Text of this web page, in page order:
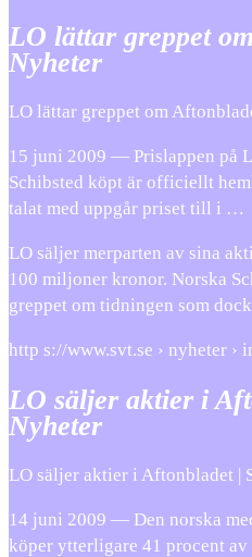
LO lättar greppet
Nyheter
LO lättar greppet om
15 juni 2009 — Prislappen på
Schibsted köpt är officiellt
talat med uppgår priset till i …
LO säljer merparten av sina
100 miljoner kronor. Norska
greppet om tidningen som
http s://www.svt.se › nyheter
LO säljer aktier i
Nyheter
LO säljer aktier i Aftonbladet |
14 juni 2009 — Den norska
köper ytterligare 41 procent